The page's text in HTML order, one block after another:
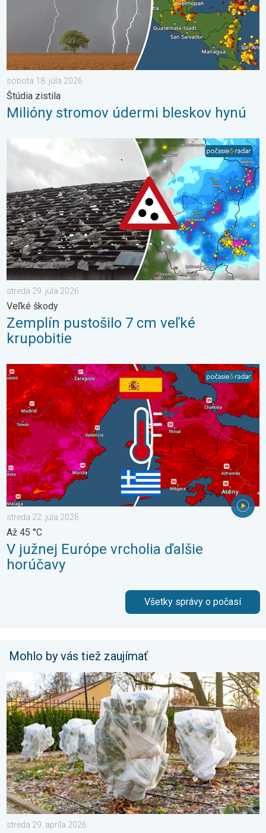
sobota 18. júla 2026
Štúdia zistila
Milióny stromov údermi bleskov hynú
Zemplín pustošilo 7 cm veľké krupobitie. Veľké škody. . .
streda 29. júla 2026
Veľké škody
Zemplín pustošilo 7 cm veľké
krupobitie
V južnej Európe vrcholia ďalšie horúčavy. Až 45 °C. . . streda
streda 22. júla 2026
Až 45 °C
V južnej Európe vrcholia ďalšie
horúčavy
Všetky správy o počasí
Mohlo by vás tiež zaujímať
Ako účinne ochrániť úrodu pred mrazmi?. Najväčší jarný
streda 29. apríla 2026